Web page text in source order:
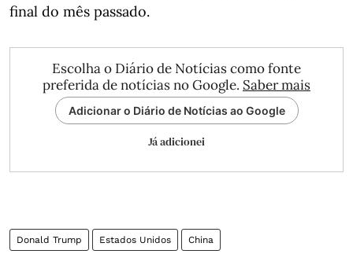
final do mês passado.
Escolha o Diário de Notícias como fonte
preferida de notícias no Google. Saber mais
Adicionar o Diário de Notícias ao Google
Já adicionei
Donald Trump Estados Unidos China